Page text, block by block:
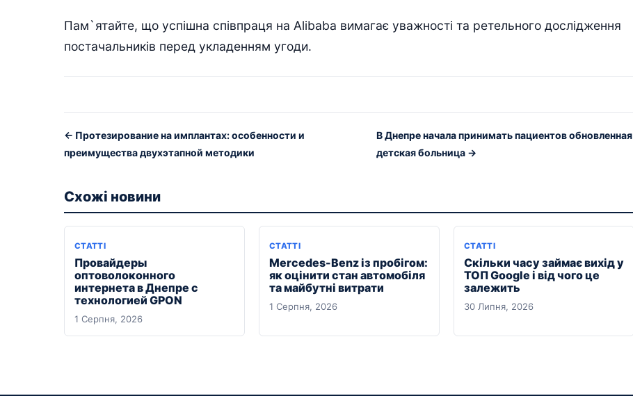
Пам`ятайте, що успішна співпраця на Alibaba вимагає уважності та ретельного дослідження
постачальників перед укладенням угоди.
← Протезирование на имплантах: особенности и
преимущества двухэтапной методики
В Днепре начала принимать пациентов обновленная
детская больница →
Схожі новини
СТАТТІ
Провайдеры
оптоволоконного
интернета в Днепре с
технологией GPON
1 Серпня, 2026
СТАТТІ
Mercedes-Benz із пробігом:
як оцінити стан автомобіля
та майбутні витрати
1 Серпня, 2026
СТАТТІ
Скільки часу займає вихід у
ТОП Google і від чого це
залежить
30 Липня, 2026